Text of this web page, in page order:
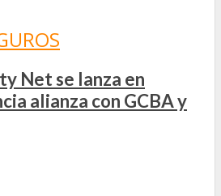
Net se lanza en
alianza con GCBA y